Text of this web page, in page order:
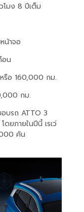
โมง 8 ปีเต็ม
น้าจอ
อน
รือ 160,000 กม.
กม.
บรถ ATTO 3
ยภายในปีนี้ เรเว่
คัน